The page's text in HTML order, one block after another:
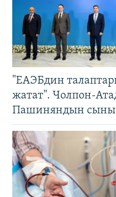
"ЕАЭБдин
жатат". Чолпон-
Пашиняндын сыны